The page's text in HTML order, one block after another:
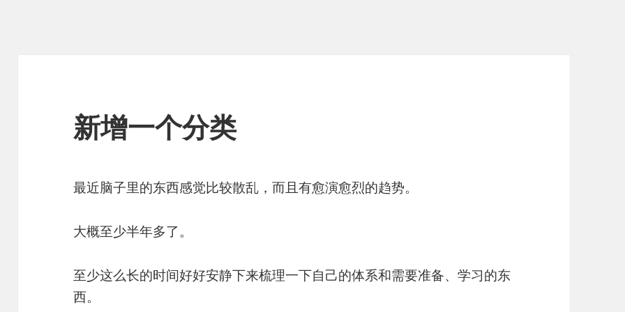
新增一个分类
最近脑子里的东西感觉比较散乱，而且有愈演愈烈的趋势。
大概至少半年多了。
至少这么长的时间好好安静下来梳理一下自己的体系和需要准备、学习的东
西。